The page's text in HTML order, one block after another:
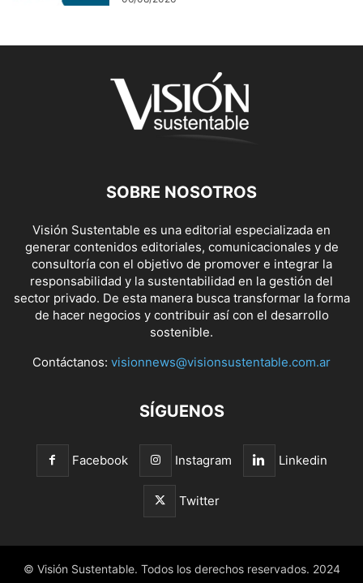
SOBRE NOSOTROS
Visión Sustentable es una editorial especializada en
generar contenidos editoriales, comunicacionales y de
consultoría con el objetivo de promover e integrar la
responsabilidad y la sustentabilidad en la gestión del
sector privado. De esta manera busca transformar la forma
de hacer negocios y contribuir así con el desarrollo
sostenible.
Contáctanos: visionnews@visionsustentable.com.ar
SÍGUENOS
Facebook Instagram Linkedin
Twitter
© Visión Sustentable. Todos los derechos reservados. 2024